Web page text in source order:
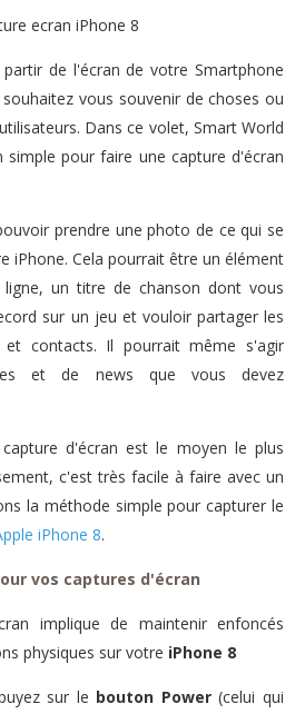
de l'écran de votre Smartphone
vous souvenir de choses ou
Dans ce volet, Smart World
pour faire une capture d'écran
prendre une photo de ce qui se
iPhone. Cela pourrait être un élément
un titre de chanson dont vous
sur un jeu et vouloir partager les
et contacts. Il pourrait même s'agir
et de news que vous devez
d'écran est le moyen le plus
c'est très facile à faire avec un
la méthode simple pour capturer le
iPhone 8.
vos captures d'écran
implique de maintenir enfoncés
physiques sur votre iPhone 8
sur le bouton Power(celui qui